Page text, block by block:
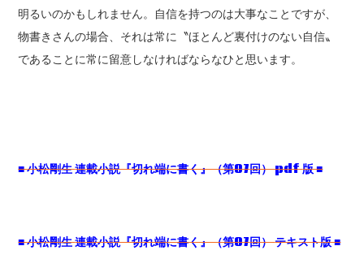
明るいのかもしれません。自信を持つのは大事なことですが、
物書きさんの場合、それは常に〝ほとんど裏付けのない自信〟
であることに常に留意しなければならなひと思います。
■小松剛生連載小説『切れ端に書く』（第07回） pdf版 ■
■小松剛生連載小説『切れ端に書く』（第07回）テキスト版 ■